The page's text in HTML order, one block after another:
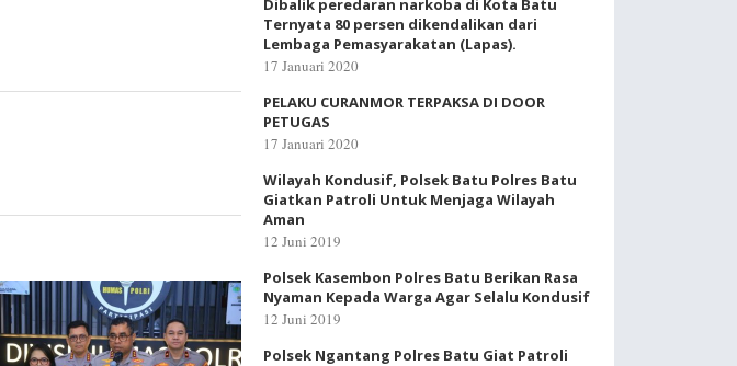
Dibalik peredaran narkoba di Kota Batu
Ternyata 80 persen dikendalikan dari
Lembaga Pemasyarakatan (Lapas).
17 Januari 2020
PELAKU CURANMOR TERPAKSA DI DOOR
PETUGAS
17 Januari 2020
Wilayah Kondusif, Polsek Batu Polres Batu
Giatkan Patroli Untuk Menjaga Wilayah
Aman
12 Juni 2019
Polsek Kasembon Polres Batu Berikan Rasa
Nyaman Kepada Warga Agar Selalu Kondusif
12 Juni 2019
Polsek Ngantang Polres Batu Giat Patroli